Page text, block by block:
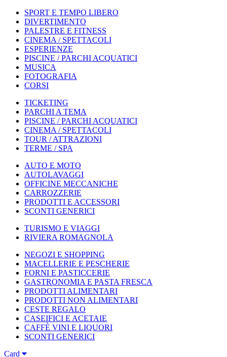
SPORT E TEMPO LIBERO
DIVERTIMENTO
PALESTRE E FITNESS
CINEMA / SPETTACOLI
ESPERIENZE
PISCINE / PARCHI ACQUATICI
MUSICA
FOTOGRAFIA
CORSI
TICKETING
PARCHI A TEMA
PISCINE / PARCHI ACQUATICI
CINEMA / SPETTACOLI
TOUR / ATTRAZIONI
TERME / SPA
AUTO E MOTO
AUTOLAVAGGI
OFFICINE MECCANICHE
CARROZZERIE
PRODOTTI E ACCESSORI
SCONTI GENERICI
TURISMO E VIAGGI
RIVIERA ROMAGNOLA
NEGOZI E SHOPPING
MACELLERIE E PESCHERIE
FORNI E PASTICCERIE
GASTRONOMIA E PASTA FRESCA
PRODOTTI ALIMENTARI
PRODOTTI NON ALIMENTARI
CESTE REGALO
CASEIFICI E ACETAIE
CAFFÈ VINI E LIQUORI
SCONTI GENERICI
Card